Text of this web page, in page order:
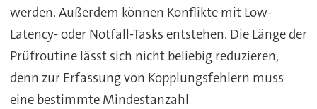
werden. Außerdem können Konflikte mit Low-
Latency- oder Notfall-Tasks entstehen. Die Länge der
Prüfroutine lässt sich nicht beliebig reduzieren,
denn zur Erfassung von Kopplungsfehlern muss
eine bestimmte Mindestanzahl